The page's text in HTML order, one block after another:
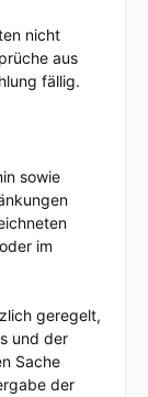
nicht
aus
fällig.
sowie
im
geregelt,
und der
Sache
der